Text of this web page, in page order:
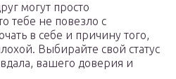
могут просто
тебе не повезло с
в себе и причину того,
Выбирайте свой статус
вашего доверия и